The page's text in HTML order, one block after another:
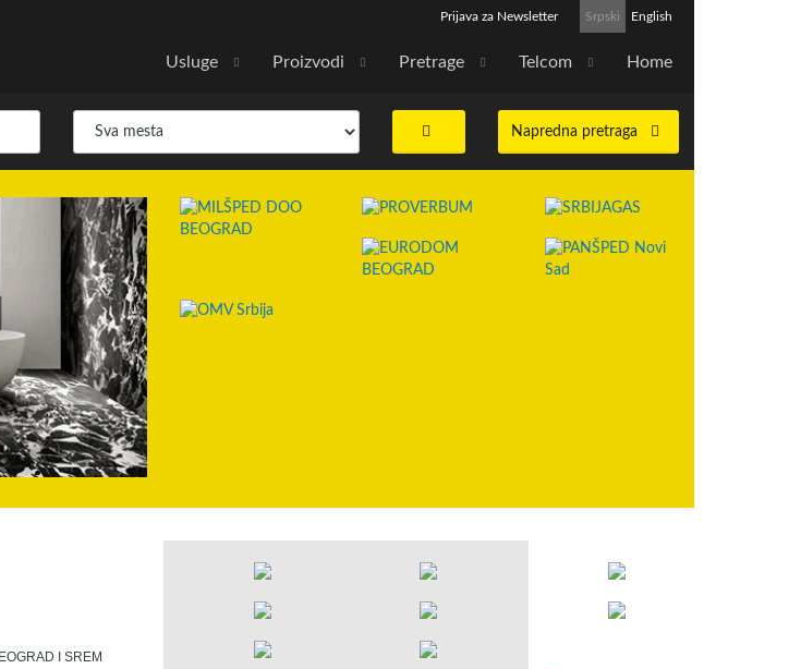
Srpski English
Prijava za Newsletter
Usluge Proizvodi Pretrage Telcom Home
Napredna pretraga
I SREM